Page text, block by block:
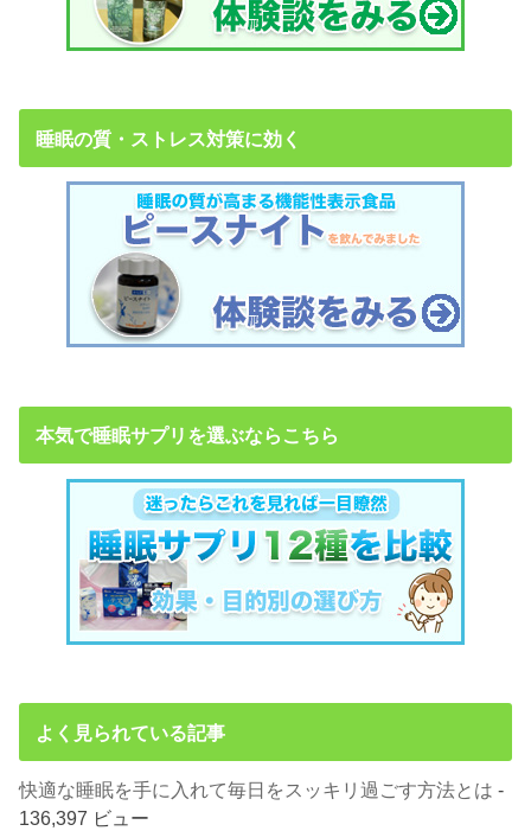
睡眠の質・ストレス対策に効く
本気で睡眠サプリを選ぶならこちら
よく見られている記事
快適な睡眠を手に入れて毎日をスッキリ過ごす方法とは -
136,397 ビュー